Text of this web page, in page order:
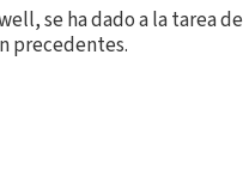
se ha dado a la tarea de
precedentes.